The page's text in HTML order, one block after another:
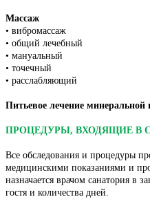
Массаж
• вибромассаж
• общий лечебный
• мануальный
• точечный
• расслабляющий
Питьевое лечение минеральной
ПРОЦЕДУРЫ, ВХОДЯЩИЕ В
Все обследования и процедуры
медицинскими показаниями и
назначается врачом санатория в
гостя и количества дней.